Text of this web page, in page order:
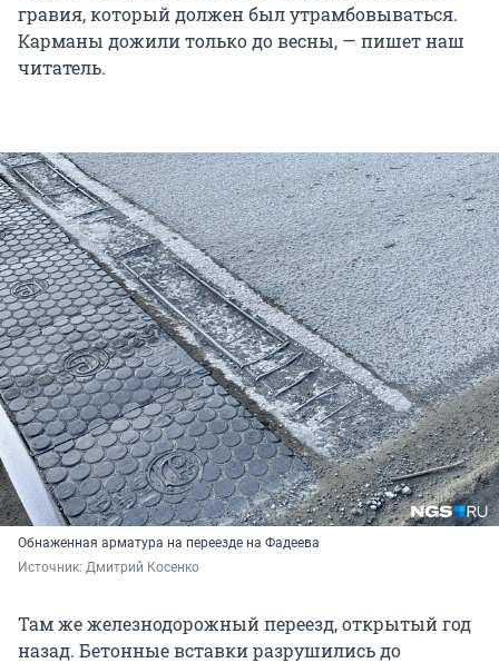
гравия, который должен был утрамбовываться.
Карманы дожили только до весны, — пишет наш
читатель.
Обнаженная арматура на переезде на Фадеева
Источник: Дмитрий Косенко
Там же железнодорожный переезд, открытый год
назад. Бетонные вставки разрушились до